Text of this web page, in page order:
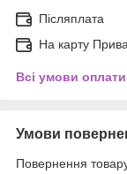
Післяплата
На карту
Всі умови оплати
Умови
Повернення